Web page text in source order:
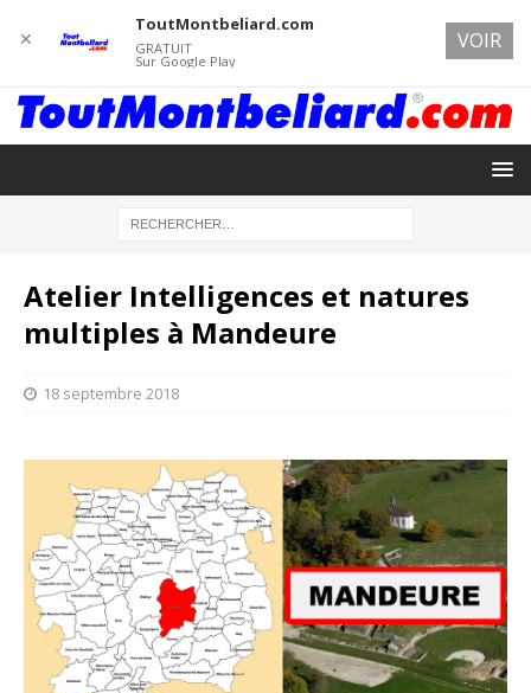
Atelier Intelligences et natures
multiples à Mandeure
18 septembre 2018
✕
ToutMontbeliard.com
GRATUIT
Sur Google Play
VOIR